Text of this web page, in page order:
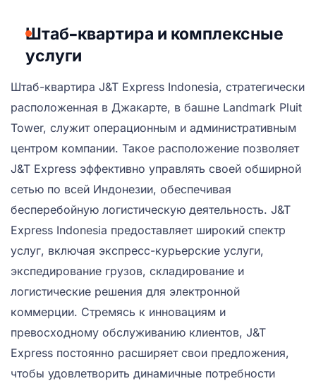
Штаб-квартира и комплексные
услуги
Штаб-квартира J&T Express Indonesia, стратегически
расположенная в Джакарте, в башне Landmark Pluit
Tower, служит операционным и административным
центром компании. Такое расположение позволяет
J&T Express эффективно управлять своей обширной
сетью по всей Индонезии, обеспечивая
бесперебойную логистическую деятельность. J&T
Express Indonesia предоставляет широкий спектр
услуг, включая экспресс-курьерские услуги,
экспедирование грузов, складирование и
логистические решения для электронной
коммерции. Стремясь к инновациям и
превосходному обслуживанию клиентов, J&T
Express постоянно расширяет свои предложения,
чтобы удовлетворить динамичные потребности